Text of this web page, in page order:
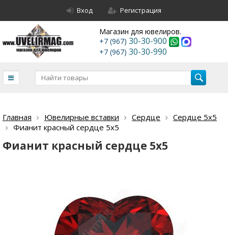
Вход Регистрация
Магазин для ювелиров.
+7 (967) 30-30-900
+7 (967) 30-30-990
Главная Ювелирные вставки Сердце
Сердце 5х5
Фианит красный сердце 5х5
Фианит красный сердце 5х5